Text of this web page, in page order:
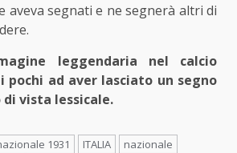
aveva segnati e ne segnerà altri di
leggendaria nel calcio
pochi ad aver lasciato un segno
vista lessicale.
1931 ITALIA
nazionale